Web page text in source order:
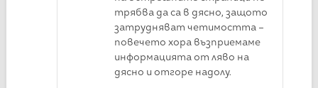
трябва да са в дясно, защото
затрудняват четимостта –
повечето хора възприемаме
информацията от ляво на
дясно и отгоре надолу.